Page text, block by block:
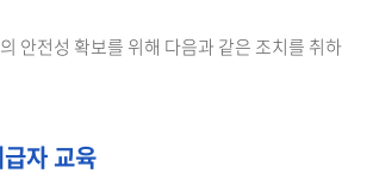
안전성 확보를 위해 다음과 같은 조치를 취하
자 교육